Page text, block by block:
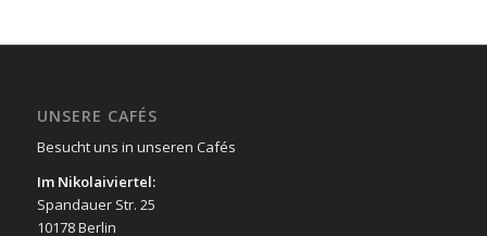
UNSERE CAFÉS
Besucht uns in unseren Cafés
Im Nikolaiviertel:
Spandauer Str. 25
10178 Berlin